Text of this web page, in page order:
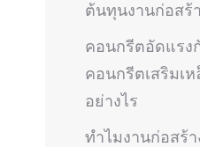
ต้นทุนงานก่อสร้
คอนกรีตอัดแรง
คอนกรีตเสริมเ
อย่างไร
ทำไมงานก่อสร้